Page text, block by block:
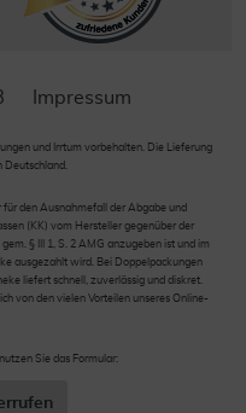
Impressum
und Irrtum vorbehalten. Die Lieferung
Deutschland.
den Ausnahmefall der Abgabe und
(KK) vom Hersteller gegenüber der
§ III 1, S. 2 AMG anzugeben ist und im
ausgezahlt wird. Bei Doppelpackungen
liefert schnell, zuverlässig und diskret.
von den vielen Vorteilen unseres Online-
Sie das Formular: